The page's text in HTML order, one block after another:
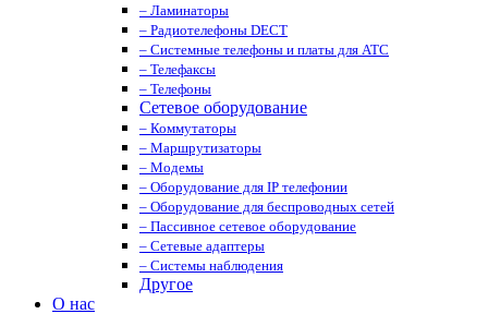
– Ламинаторы
– Радиотелефоны DECT
– Системные телефоны и платы для АТС
– Телефаксы
– Телефоны
Сетевое оборудование
– Коммутаторы
– Маршрутизаторы
– Модемы
– Оборудование для IP телефонии
– Оборудование для беспроводных сетей
– Пассивное сетевое оборудование
– Сетевые адаптеры
– Системы наблюдения
Другое
О нас